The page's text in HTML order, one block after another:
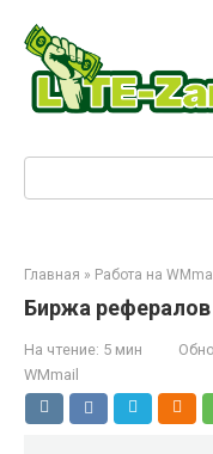
контенту
Главная » Работа на
Биржа рефералов
На чтение: 5 мин
WMmail